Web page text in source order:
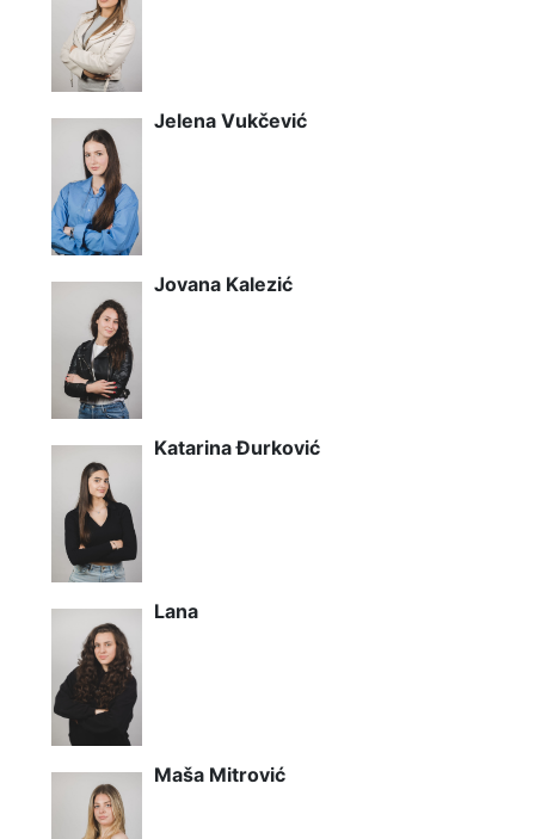
Jelena Vukčević
Jovana Kalezić
Katarina Đurković
Lana
Maša Mitrović